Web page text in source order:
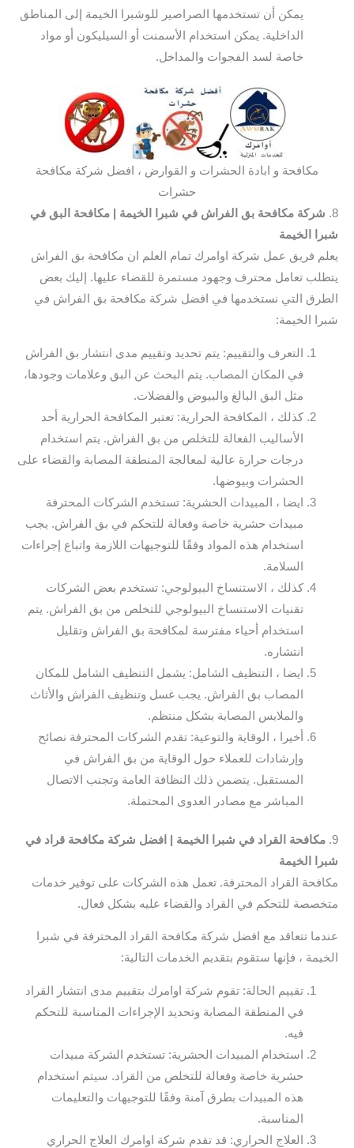
يمكن أن تستخدمها الصراصير للوشبرا الخيمة إلى المناطق
الداخلية. يمكن استخدام الأسمنت أو السيليكون أو مواد
خاصة لسد الفجوات والمداخل.
مكافحة و ابادة الحشرات و القوارض ، افضل شركة مكافحة
حشرات
8. شركة مكافحة بق الفراش في شبرا الخيمة
| مكافحة البق في
شبرا الخيمة
يعلم فريق عمل شركة اوامرك تمام العلم ان مكافحة بق الفراش
يتطلب تعامل محترف وجهود مستمرة للقضاء عليها. إليك بعض
الطرق التي نستخدمها في افضل شركة مكافحة بق الفراش في
شبرا الخيمة:
التعرف والتقييم: يتم تحديد وتقييم مدى انتشار بق الفراش
في المكان المصاب. يتم البحث عن البق وعلامات وجودها،
مثل البق البالغ والبيوض والفضلات.
كذلك ، المكافحة الحرارية: تعتبر المكافحة الحرارية أحد
الأساليب الفعالة للتخلص من بق الفراش. يتم استخدام
درجات حرارة عالية لمعالجة المنطقة المصابة والقضاء على
الحشرات وبيوضها.
ايضا ، المبيدات الحشرية: تستخدم الشركات المحترفة
مبيدات حشرية خاصة وفعالة للتحكم في بق الفراش. يجب
استخدام هذه المواد وفقًا للتوجيهات اللازمة واتباع إجراءات
السلامة.
كذلك ، الاستنساخ البيولوجي: تستخدم بعض الشركات
تقنيات الاستنساخ البيولوجي للتخلص من بق الفراش. يتم
استخدام أحياء مفترسة لمكافحة بق الفراش وتقليل
انتشاره.
ايضا ، التنظيف الشامل: يشمل التنظيف الشامل للمكان
المصاب بق الفراش. يجب غسل وتنظيف الفراش والأثاث
والملابس المصابة بشكل منتظم.
أخيرا ، الوقاية والتوعية: تقدم الشركات المحترفة نصائح
وإرشادات للعملاء حول الوقاية من بق الفراش في
المستقبل. يتضمن ذلك النظافة العامة وتجنب الاتصال
المباشر مع مصادر العدوى المحتملة.
9. مكافحة القراد في شبرا الخيمة | افضل شركة مكافحة قراد في
شبرا الخيمة
مكافحة القراد المحترفة. تعمل هذه الشركات على توفير خدمات
متخصصة للتحكم في القراد والقضاء عليه بشكل فعال.
عندما تتعاقد مع افضل شركة مكافحة القراد المحترفة في شبرا
الخيمة ، فإنها ستقوم بتقديم الخدمات التالية:
تقييم الحالة: تقوم شركة اوامرك بتقييم مدى انتشار القراد
في المنطقة المصابة وتحديد الإجراءات المناسبة للتحكم
فيه.
استخدام المبيدات الحشرية: تستخدم الشركة مبيدات
حشرية خاصة وفعالة للتخلص من القراد. سيتم استخدام
هذه المبيدات بطرق آمنة وفقًا للتوجيهات والتعليمات
المناسبة.
العلاج الحراري: قد تقدم شركة اوامرك العلاج الحراري